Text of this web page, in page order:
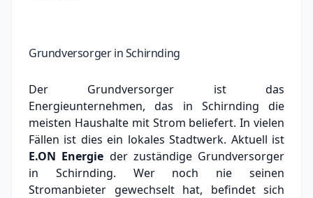
Grundversorger in Schirnding
Der Grundversorger ist das
Energieunternehmen, das in Schirnding die
meisten Haushalte mit Strom beliefert. In vielen
Fällen ist dies ein lokales Stadtwerk. Aktuell ist
E.ON Energie der zuständige Grundversorger
in Schirnding. Wer noch nie seinen
Stromanbieter gewechselt hat, befindet sich